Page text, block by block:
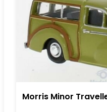
Morris Minor